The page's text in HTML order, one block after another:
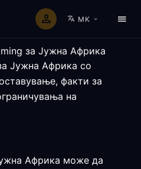
MK
за Јужна Африка
Јужна Африка со
факти за
на
Африка може да